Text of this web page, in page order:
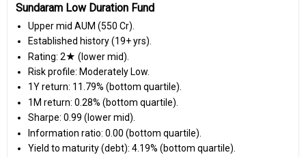
Sundaram Low Duration Fund
Upper mid AUM (₹550 Cr).
Established history (19+ yrs).
Rating: 2★ (lower mid).
Risk profile: Moderately Low.
1Y return: 11.79% (bottom quartile).
1M return: 0.28% (bottom quartile).
Sharpe: 0.99 (lower mid).
Information ratio: 0.00 (bottom quartile).
Yield to maturity (debt): 4.19% (bottom quartile).